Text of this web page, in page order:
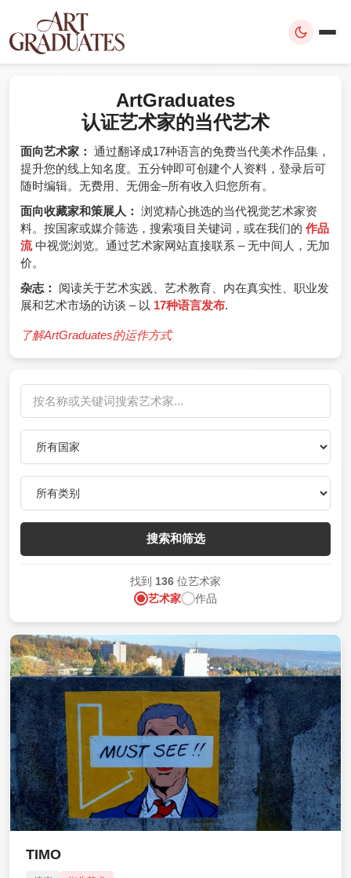
ArtGraduates
认证艺术家的当代艺术
面向艺术家： 通过翻译成17种语言的免费当代美术作品集，
提升您的线上知名度。五分钟即可创建个人资料，登录后可
随时编辑。无费用、无佣金–所有收入归您所有。
面向收藏家和策展人： 浏览精心挑选的当代视觉艺术家资
料。按国家或媒介筛选，搜索项目关键词，或在我们的 作品
流中视觉浏览。通过艺术家网站直接联系 – 无中间人，无加
价。
杂志：
阅读关于艺术实践、艺术教育、内在真实性、职业发
展和艺术市场的访谈 – 以 17种语言发布.
了解ArtGraduates的运作方式
搜索和筛选
找到 136 位艺术家
艺术家
作品
TIMO